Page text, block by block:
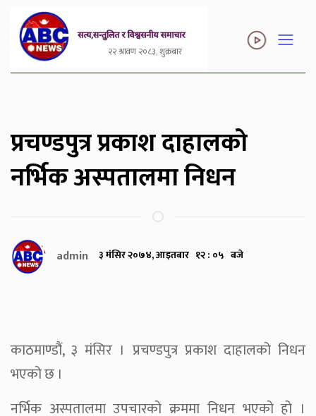
२२ श्रावण २०८३, शुक्रबार
प्रचण्डपुत्र प्रकाश दाहालको
नर्भिक अस्पतालमा निधन
admin ३ मंसिर २०७४, आइतबार १२ : ०५ बजे
काठमाण्डौं, ३ मंसिर । प्रचण्डपुत्र प्रकाश दाहालको निधन
भएको छ ।
नर्भिक अस्पतालमा उपचारको क्रममा निधन भएको हो ।